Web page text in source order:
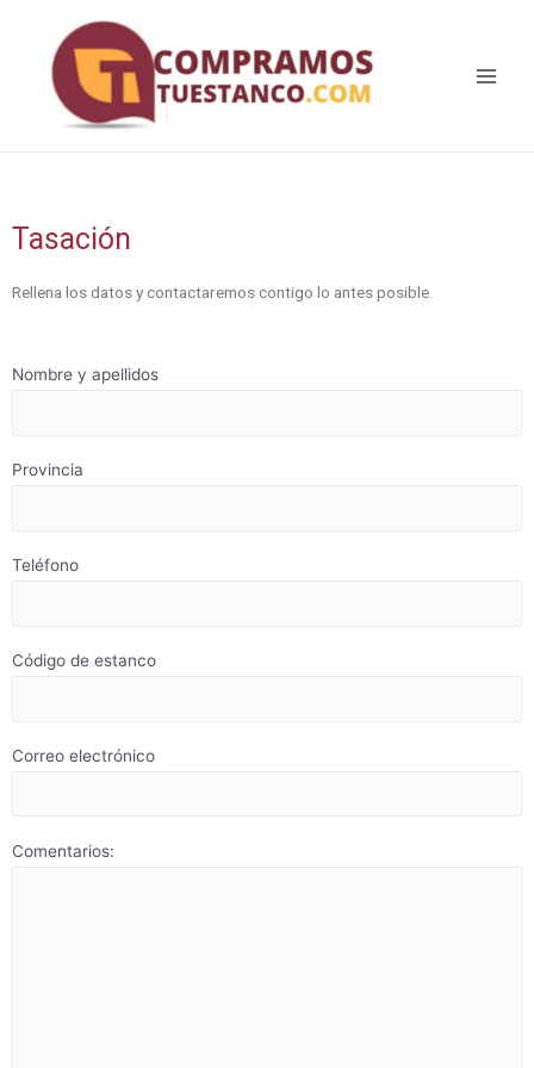
Tasación
Rellena los datos y contactaremos contigo lo antes posible.
Nombre y apellidos
Provincia
Teléfono
Código de estanco
Correo electrónico
Comentarios: